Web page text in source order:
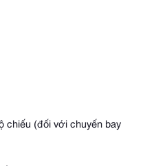
chiếu (đối với chuyến bay